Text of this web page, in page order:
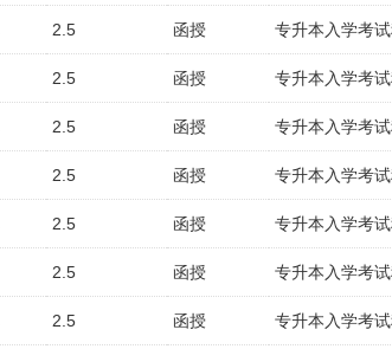
2.5 函授 专升本入学考
2.5 函授 专升本入学考
2.5 函授 专升本入学考
2.5 函授 专升本入学考
2.5 函授 专升本入学考
2.5 函授 专升本入学考
2.5 函授 专升本入学考